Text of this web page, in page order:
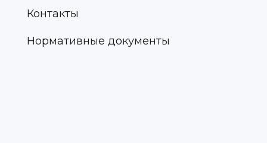
Контакты
Нормативные документы